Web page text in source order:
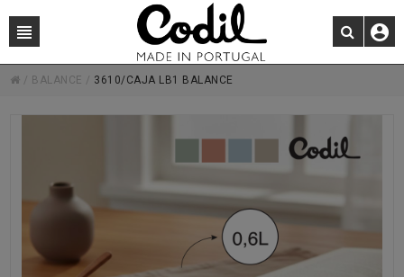
/ BALANCE / 3610/CAJA LB1 BALANCE